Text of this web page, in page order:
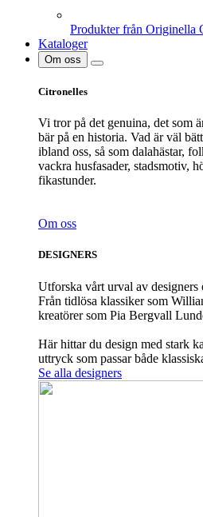
Produkter från Originella
Kataloger
Om oss
Citronelles
Vi tror på det genuina, det som
bär på en historia. Vad är väl
ibland oss, så som dalahästar,
vackra husfasader, stadsmotiv,
fikastunder.
Om oss
DESIGNERS
Utforska vårt urval av designers
Från tidlösa klassiker som
kreatörer som Pia Bergvall
Här hittar du design med stark
uttryck som passar både
Se alla designers